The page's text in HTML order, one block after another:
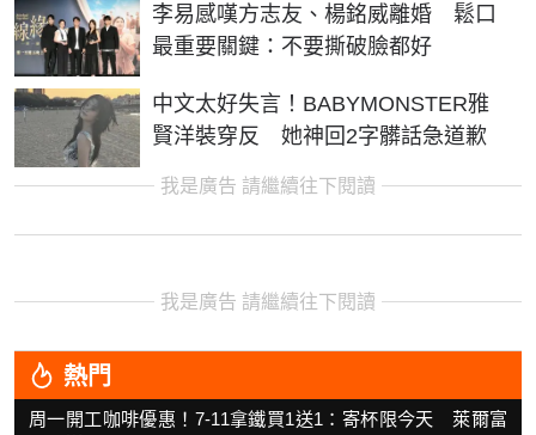
李易感嘆方志友、楊銘威離婚 鬆口
最重要關鍵：不要撕破臉都好
中文太好失言！BABYMONSTER雅
賢洋裝穿反 她神回2字髒話急道歉
我是廣告 請繼續往下閱讀
我是廣告 請繼續往下閱讀
熱門
周一開工咖啡優惠！7-11拿鐵買1送1：寄杯限今天 萊爾富